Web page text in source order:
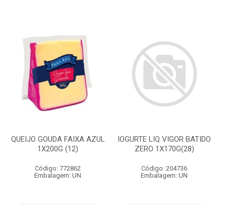
QUEIJO GOUDA FAIXA AZUL
1X200G (12)
Código: 772862
Embalagem: UN
IOGURTE LIQ VIGOR BATIDO
ZERO 1X170G(28)
Código: 204736
Embalagem: UN